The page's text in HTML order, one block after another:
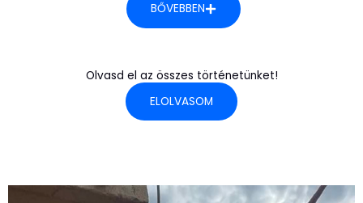
BŐVEBBEN
Olvasd el az összes történetünket!
ELOLVASOM